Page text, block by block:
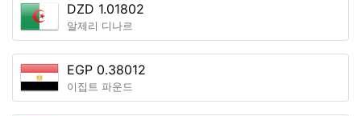
DZD 1.01802
알제리 디나르
EGP 0.38012
이집트 파운드